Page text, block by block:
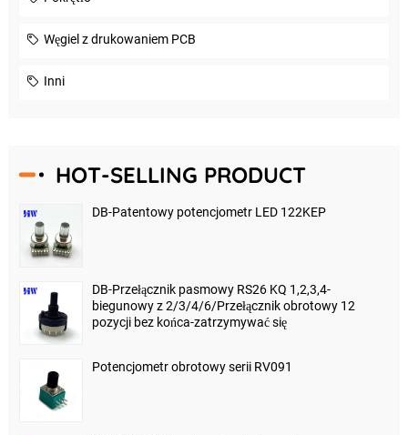
Węgiel z drukowaniem PCB
Inni
HOT-SELLING PRODUCT
DB-Patentowy potencjometr LED 122KEP
DB-Przełącznik pasmowy RS26 KQ 1,2,3,4-
biegunowy z 2/3/4/6/Przełącznik obrotowy 12
pozycji bez końca-zatrzymywać się
Potencjometr obrotowy serii RV091